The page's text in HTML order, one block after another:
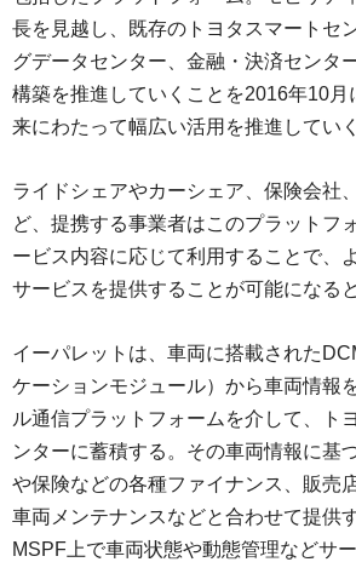
長を見越し、既存のトヨタスマートセ
グデータセンター、金融・決済センタ
構築を推進していくことを2016年10月
来にわたって幅広い活用を推進してい
ライドシェアやカーシェア、保険会社
ど、提携する事業者はこのプラットフ
ービス内容に応じて利用することで、
サービスを提供することが可能になる
イーパレットは、車両に搭載された
ケーションモジュール）から車両情報
ル通信プラットフォームを介して、ト
ンターに蓄積する。その車両情報に基
や保険などの各種ファイナンス、販売
車両メンテナンスなどと合わせて提供
MSPF上で車両状態や動態管理などサ